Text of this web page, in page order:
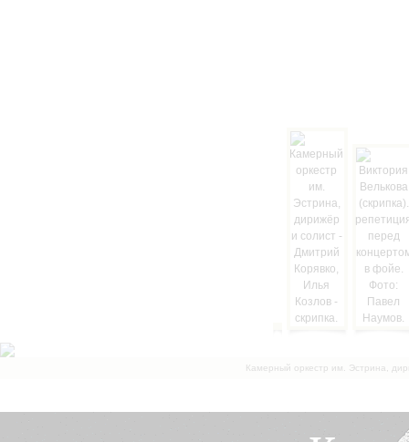
Камерный оркестр им. Эстрина,